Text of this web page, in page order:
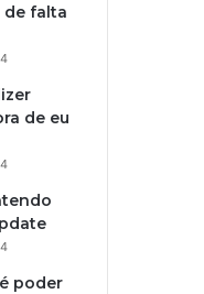
falta
de eu
poder